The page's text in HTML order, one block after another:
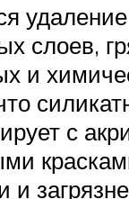
слоев,
и
с
и